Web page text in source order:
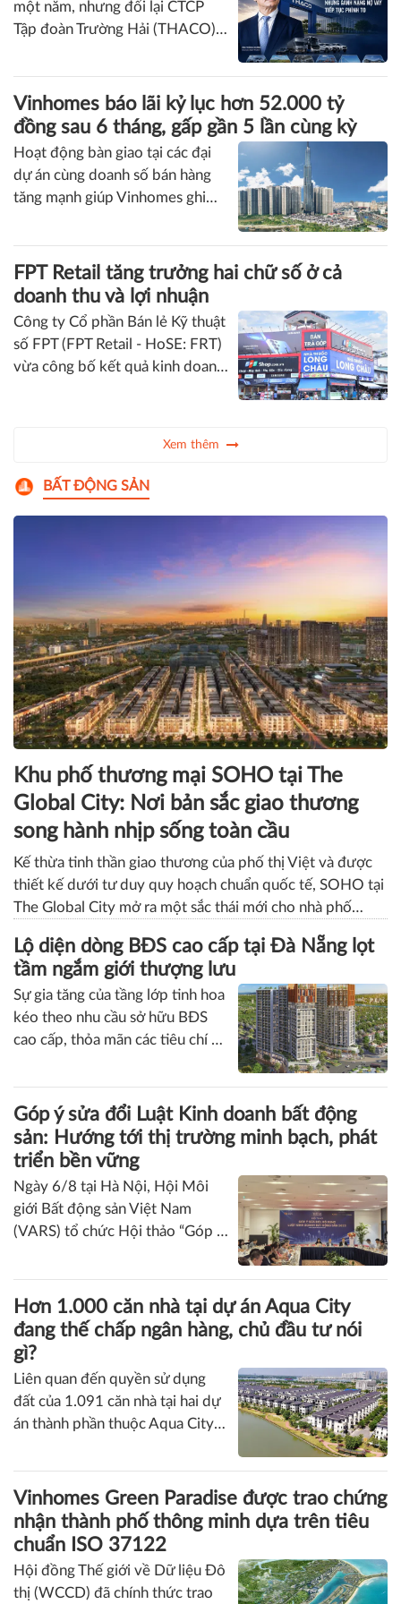
hỗ trợ bởi doanh thu tài chính
tăng mạnh, trong khi doanh
động sản và đẩy mạnh tiến độ
triển khai nhiều dự án trọng
điểm.
THACO của ông Trần Bá Dương lãi lớn trở
lại nhưng vẫn "gánh" khối nợ hơn 164.000
tỷ đồng
Lợi nhuận tăng trưởng mạnh sau
một năm, nhưng đổi lại CTCP
Tập đoàn Trường Hải (THACO)
tiếp tục duy trì quy mô nợ ở
mức rất lớn. Cuối năm 2025,
gần 165.000 tỷ đồng, trong đó
dư nợ vay ngân hàng và trái
phiếu chiếm hơn 124.000 tỷ
đồng.
Vinhomes báo lãi kỷ lục hơn 52.000 tỷ
đồng sau 6 tháng, gấp gần 5 lần cùng kỳ
Hoạt động bàn giao tại các đại
dự án cùng doanh số bán hàng
tăng mạnh giúp Vinhomes ghi
nhận mức lợi nhuận cao nhất từ
trước đến nay trong nửa đầu
FPT Retail tăng trưởng hai chữ số ở cả
Công ty Cổ phần Bán lẻ Kỹ thuật
vừa công bố kết quả kinh doanh
tỷ đồng, tăng 33% so với cùng
kỳ và hoàn thành 52% kế hoạch
năm. Lợi nhuận trước thuế đạt
1.038 tỷ đồng và hoàn thành
67% kế hoạch năm 2026.
Xem thêm
BẤT ĐỘNG SẢN
Khu phố thương mại SOHO tại The
Global City: Nơi bản sắc giao thương
song hành nhịp sống toàn cầu
Kế thừa tinh thần giao thương của phố thị Việt và được
thiết kế dưới tư duy quy hoạch chuẩn quốc tế, SOHO tại
The Global City mở ra một sắc thái mới cho nhà phố
thương mại tại Việt Nam. Từ quy hoạch tổng thể đến
thiết kế từng chi tiết, mọi giá trị đều được kiến tạo để
một không gian.
Lộ diện dòng BĐS cao cấp tại Đà Nẵng lọt
tầm ngắm giới thượng lưu
Sự gia tăng của tầng lớp tinh hoa
kéo theo nhu cầu sở hữu BĐS
cao cấp, thỏa mãn các tiêu chí an
cư - kinh doanh sinh lời và tích
lũy tài sản. Tại Đà Nẵng, khu vực
phía Nam trung tâm đang được
Góp ý sửa đổi Luật Kinh doanh bất động
sản: Hướng tới thị trường minh bạch, phát
triển bền vững
Ngày 6/8 tại Hà Nội, Hội Môi
giới Bất động sản Việt Nam
(VARS) tổ chức Hội thảo “Góp ý
sửa đổi, bổ sung Luật Kinh
doanh bất động sản 2023” nhằm
đóng góp ý kiến cho Dự thảo
khung pháp lý đồng bộ, khả thi
và phù hợp với thực tiễn.
Hơn 1.000 căn nhà tại dự án Aqua City
đang thế chấp ngân hàng, chủ đầu tư nói
gì?
Liên quan đến quyền sử dụng
đất của 1.091 căn nhà tại hai dự
án thành phần thuộc Aqua City
hiện đang được thế chấp tại các
ngân hàng thương mại, đại diện